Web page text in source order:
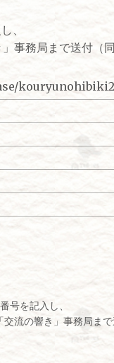
、
事務局まで送付（
号を記入し、
流の響き」事務局ま